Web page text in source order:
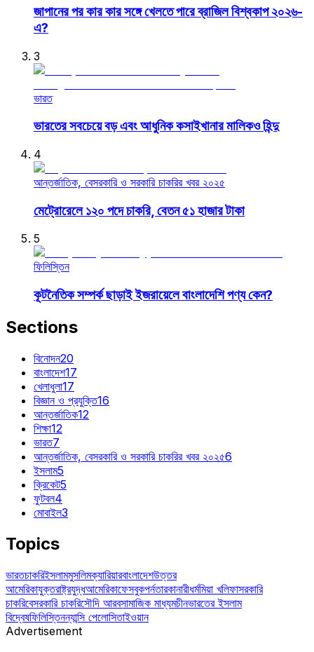
জাপানের পর কার কার সঙ্গে খেলতে পারে ব্রাজিল বিশ্বকাপ ২০২৬-
এ?
3
ভারত
ভারতের সবচেয়ে বড় এবং আধুনিক কসাইখানার মালিকও হিন্দু
4
আন্তর্জাতিক, বেসরকারি ও সরকারি চাকরির খবর ২০২৫
মেট্রোরেলে ১২০ পদে চাকরি, বেতন ৫১ হাজার টাকা
5
ফিলিস্তিন
কূটনৈতিক সম্পর্ক ছাড়াই ইজরায়েলে বাংলাদেশি পণ্য কেন?
Sections
বিনোদন20
বাংলাদেশ17
খেলাধুলা17
বিজ্ঞান ও প্রযুক্তি16
আন্তর্জাতিক12
শিক্ষা12
ভারত7
আন্তর্জাতিক, বেসরকারি ও সরকারি চাকরির খবর ২০২৫6
ইসলাম5
ক্রিকেট5
ফুটবল4
মোবাইল3
Topics
ভারতচাকরিইসলামমুসলিমক্যারিয়ারবাংলাদেশউত্তর
আমেরিকাযুক্তরাষ্ট্রযুদ্ধআমেরিকাফেসবুকপর্নতারকানারীধর্মমিয়া খলিফাসরকারি
চাকরিবেসরকারি চাকরিসৌদি আরবসামাজিক মাধ্যমচীনভারতের ইসলাম
বিদ্বেষফিলিস্তিনন্যান্সি পেলোসিতাইওয়ান
Advertisement